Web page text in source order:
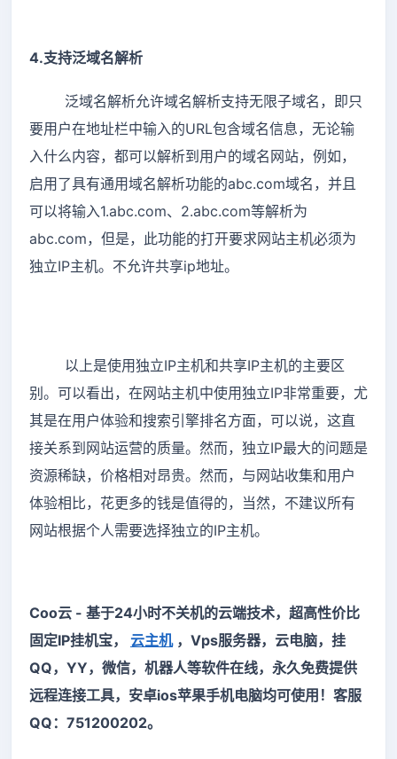
4.支持泛域名解析
泛域名解析允许域名解析支持无限子域名，即只
要用户在地址栏中输入的URL包含域名信息，无论输
入什么内容，都可以解析到用户的域名网站，例如，
启用了具有通用域名解析功能的abc.com域名，并且
可以将输入1.abc.com、2.abc.com等解析为
abc.com，但是，此功能的打开要求网站主机必须为
独立IP主机。不允许共享ip地址。
以上是使用独立IP主机和共享IP主机的主要区
别。可以看出，在网站主机中使用独立IP非常重要，尤
其是在用户体验和搜索引擎排名方面，可以说，这直
接关系到网站运营的质量。然而，独立IP最大的问题是
资源稀缺，价格相对昂贵。然而，与网站收集和用户
体验相比，花更多的钱是值得的，当然，不建议所有
网站根据个人需要选择独立的IP主机。
Coo云 - 基于24小时不关机的云端技术，超高性价比
固定IP挂机宝， 云主机，Vps服务器，云电脑，挂
QQ，YY，微信，机器人等软件在线，永久免费提供
远程连接工具，安卓ios苹果手机电脑均可使用！客服
QQ：751200202。